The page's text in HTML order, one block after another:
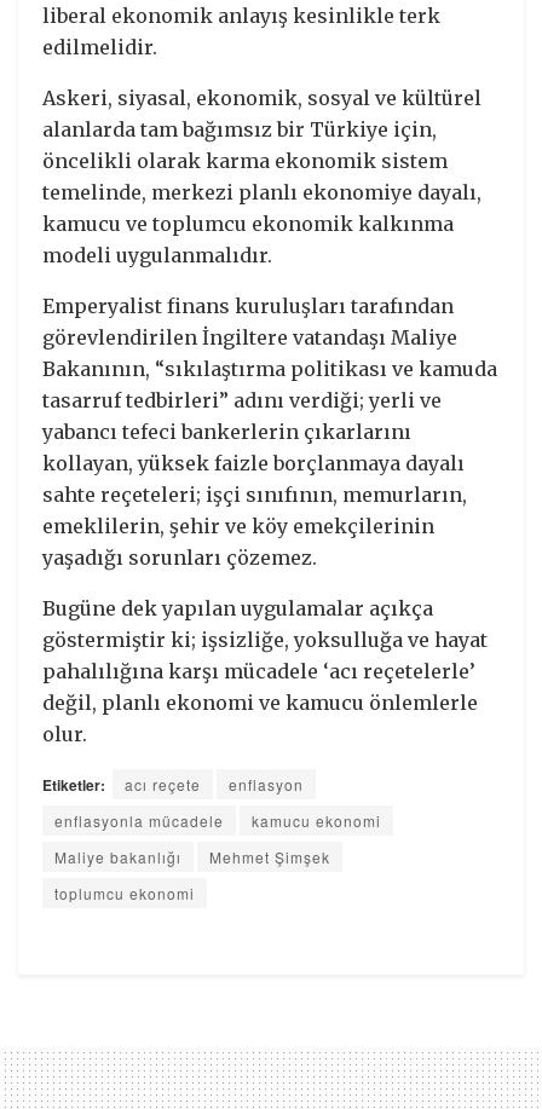
liberal ekonomik anlayış kesinlikle terk
edilmelidir.
Askeri, siyasal, ekonomik, sosyal ve kültürel
alanlarda tam bağımsız bir Türkiye için,
öncelikli olarak karma ekonomik sistem
temelinde, merkezi planlı ekonomiye dayalı,
kamucu ve toplumcu ekonomik kalkınma
modeli uygulanmalıdır.
Emperyalist finans kuruluşları tarafından
görevlendirilen İngiltere vatandaşı Maliye
Bakanının, “sıkılaştırma politikası ve kamuda
tasarruf tedbirleri” adını verdiği; yerli ve
yabancı tefeci bankerlerin çıkarlarını
kollayan, yüksek faizle borçlanmaya dayalı
sahte reçeteleri; işçi sınıfının, memurların,
emeklilerin, şehir ve köy emekçilerinin
yaşadığı sorunları çözemez.
Bugüne dek yapılan uygulamalar açıkça
göstermiştir ki; işsizliğe, yoksulluğa ve hayat
pahalılığına karşı mücadele ‘acı reçetelerle’
değil, planlı ekonomi ve kamucu önlemlerle
olur.
Etiketler: acı reçete
enflasyon
enflasyonla mücadele
kamucu ekonomi
Maliye bakanlığı
Mehmet Şimşek
toplumcu ekonomi